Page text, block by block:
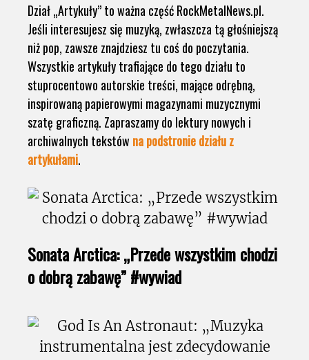
Dział „Artykuły” to ważna część RockMetalNews.pl.
Jeśli interesujesz się muzyką, zwłaszcza tą głośniejszą
niż pop, zawsze znajdziesz tu coś do poczytania.
Wszystkie artykuły trafiające do tego działu to
stuprocentowo autorskie treści, mające odrębną,
inspirowaną papierowymi magazynami muzycznymi
szatę graficzną. Zapraszamy do lektury nowych i
archiwalnych tekstów na podstronie działu z
artykułami.
Sonata Arctica: „Przede wszystkim chodzi
o dobrą zabawę” #wywiad